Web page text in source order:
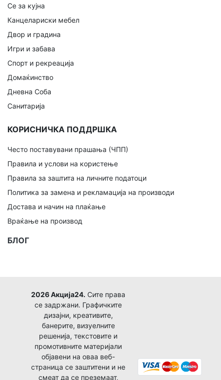
Се за кујна
Канцелариски мебел
Двор и градина
Игри и забава
Спорт и рекреација
Домаќинство
Дневна Соба
Санитарија
КОРИСНИЧКА ПОДДРШКА
Често поставувани прашања (ЧПП)
Правила и услови на користење
Правила за заштита на личните податоци
Политика за замена и рекламација на производи
Достава и начин на плаќање
Враќање на производ
БЛОГ
2026 Акција24. Сите права
се задржани. Графичките
дизајни, креативите,
банерите, визуелните
решенија, текстовите и
промотивните материјали
објавени на оваа веб-
страница се заштитени и не
смеат да се преземаат,